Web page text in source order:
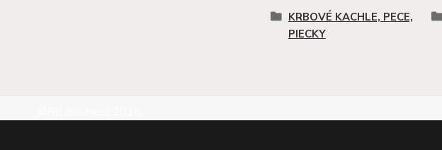
KRBOVÉ KACHLE, PECE,
PIECKY